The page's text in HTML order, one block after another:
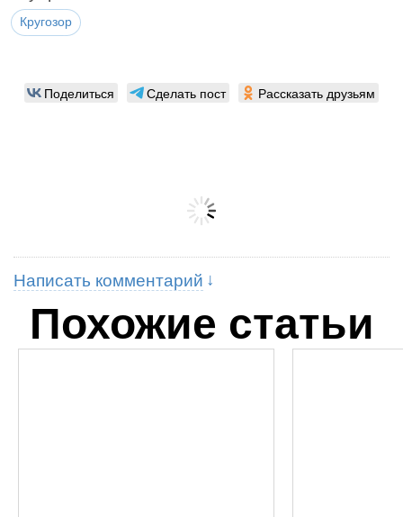
Кругозор
Поделиться Сделать пост Рассказать друзьям
Написать комментарий
Похожие статьи